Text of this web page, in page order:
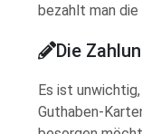
bezahlt man
Die
Es ist
Guthaben-